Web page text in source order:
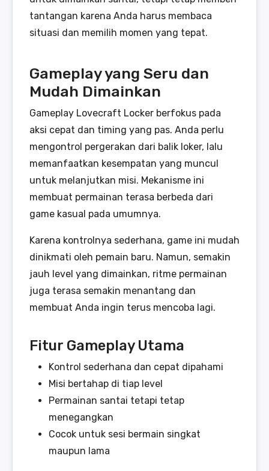
tantangan karena Anda harus membaca
situasi dan memilih momen yang tepat.
Gameplay yang Seru dan
Mudah Dimainkan
Gameplay Lovecraft Locker berfokus pada
aksi cepat dan timing yang pas. Anda perlu
mengontrol pergerakan dari balik loker, lalu
memanfaatkan kesempatan yang muncul
untuk melanjutkan misi. Mekanisme ini
membuat permainan terasa berbeda dari
game kasual pada umumnya.
Karena kontrolnya sederhana, game ini mudah
dinikmati oleh pemain baru. Namun, semakin
jauh level yang dimainkan, ritme permainan
juga terasa semakin menantang dan
membuat Anda ingin terus mencoba lagi.
Fitur Gameplay Utama
Kontrol sederhana dan cepat dipahami
Misi bertahap di tiap level
Permainan santai tetapi tetap
menegangkan
Cocok untuk sesi bermain singkat
maupun lama